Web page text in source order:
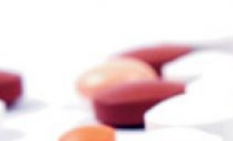
Bokrecensioner
Kviss
Podden